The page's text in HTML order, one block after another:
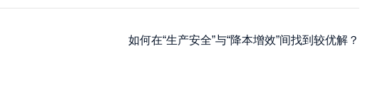
如何在“生产安全”与“降本增效”间找到较优解？